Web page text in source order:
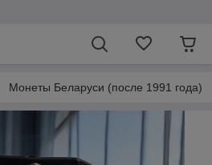
Монеты Беларуси (после 1991 года)